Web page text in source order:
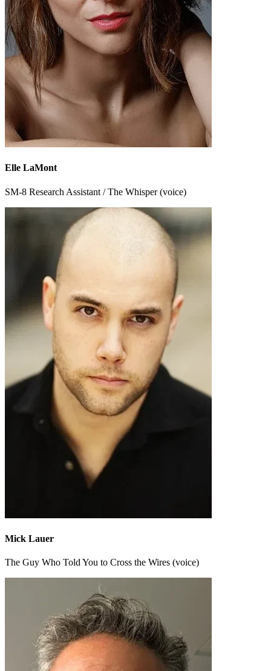
Elle LaMont
SM-8 Research Assistant / The Whisper (voice)
Mick Lauer
The Guy Who Told You to Cross the Wires (voice)